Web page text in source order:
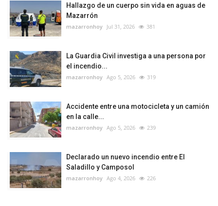
Hallazgo de un cuerpo sin vida en aguas de
Mazarrón
mazarronhoy Jul 31, 2026 381
La Guardia Civil investiga a una persona por
el incendio...
mazarronhoy Ago 5, 2026 319
Accidente entre una motocicleta y un camión
en la calle...
mazarronhoy Ago 5, 2026 239
Declarado un nuevo incendio entre El
Saladillo y Camposol
mazarronhoy Ago 4, 2026 226